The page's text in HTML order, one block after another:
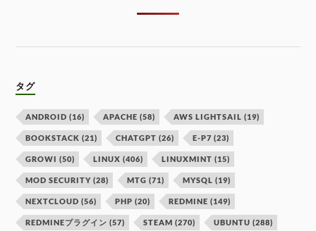
タグ
ANDROID (16) APACHE (58) AWS LIGHTSAIL (19)
BOOKSTACK (21) CHATGPT (26) E-P7 (23)
GROWI (50) LINUX (406) LINUXMINT (15)
MOD SECURITY (28) MTG (71) MYSQL (19)
NEXTCLOUD (56) PHP (20) REDMINE (149)
REDMINEプラグイン (57) STEAM (270) UBUNTU (288)